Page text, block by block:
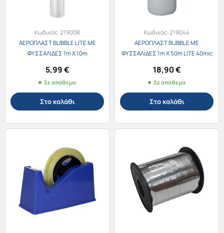
Κωδικός:219008
ΑΕΡΟΠΛΑΣΤ BUBBLE LITE ΜΕ
ΦΥΣΣΑΛΙΔΕΣ 1m X 10m
5,99€
Σε απόθεμα
Στο καλάθι
Κωδικός:219044
ΑΕΡΟΠΛΑΣΤ BUBBLE ΜΕ
ΦΥΣΣΑΛΙΔΕΣ 1m X 50m LITE 40mic
18,90€
Σε απόθεμα
Στο καλάθι